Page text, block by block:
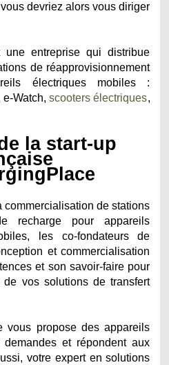
devriez alors vous diriger
entreprise qui distribue
de réapprovisionnement
électriques mobiles :
e-Watch,scooters électriques,
la start-up
commercialisation de stations
recharge pour appareils
les co-fondateurs de
et commercialisation
et son savoir-faire pour
de vos solutions de transfert
vous propose des appareils
et répondent aux
votre expert en solutions